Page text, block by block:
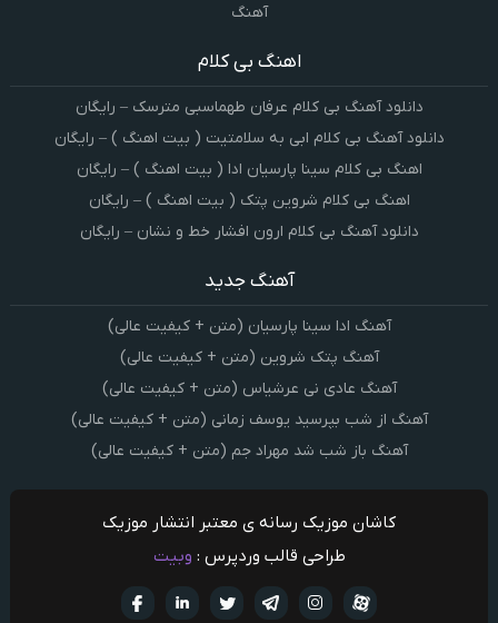
آهنگ
اهنگ بی کلام
دانلود آهنگ بی کلام عرفان طهماسبی مترسک – رایگان
دانلود آهنگ بی کلام ابی به سلامتیت ( بیت اهنگ ) – رایگان
اهنگ بی کلام سینا پارسیان ادا ( بیت اهنگ ) – رایگان
اهنگ بی کلام شروین پتک ( بیت اهنگ ) – رایگان
دانلود آهنگ بی کلام ارون افشار خط و نشان – رایگان
آهنگ جدید
آهنگ ادا سینا پارسیان (متن + کیفیت عالی)
آهنگ پتک شروین (متن + کیفیت عالی)
آهنگ عادی نی عرشیاس (متن + کیفیت عالی)
آهنگ از شب بپرسید یوسف زمانی (متن + کیفیت عالی)
آهنگ باز شب شد مهراد جم (متن + کیفیت عالی)
کاشان موزیک رسانه ی معتبر انتشار موزیک
طراحی قالب وردپرس : وبیت
تويتر تلگرام
اینستاگرام آپارات